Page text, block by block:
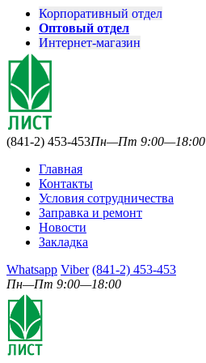
Корпоративный отдел
Оптовый отдел
Интернет-магазин
(841-2) 453-453Пн—Пт 9:00—18:00
Главная
Контакты
Условия сотрудничества
Заправка и ремонт
Новости
Закладка
Whatsapp Viber (841-2) 453-453
Пн—Пт 9:00—18:00